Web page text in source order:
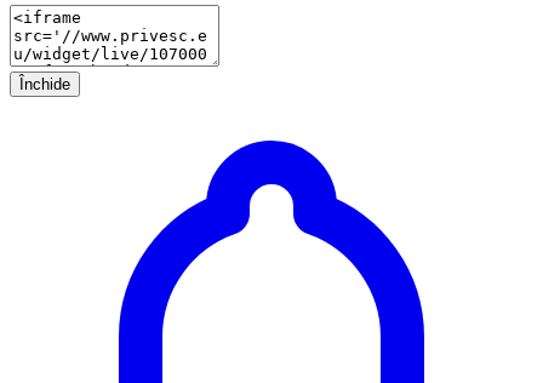
Închide